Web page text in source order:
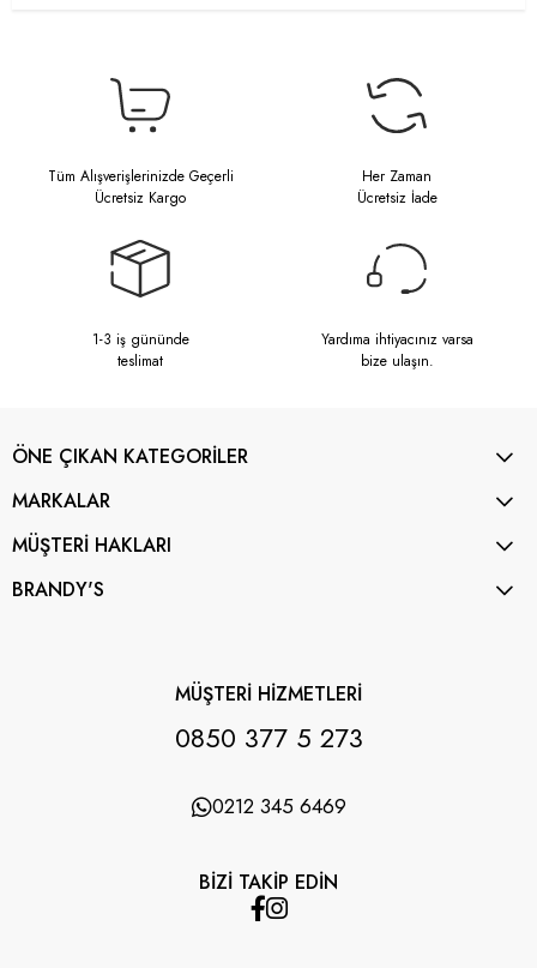
Tüm Alışverişlerinizde Geçerli
Ücretsiz Kargo
Her Zaman
Ücretsiz İade
1-3 iş gününde
teslimat
Yardıma ihtiyacınız varsa
bize ulaşın.
ÖNE ÇIKAN KATEGORİLER
MARKALAR
MÜŞTERİ HAKLARI
BRANDY'S
MÜŞTERİ HİZMETLERİ
0850 377 5 273
0212 345 6469
BİZİ TAKİP EDİN